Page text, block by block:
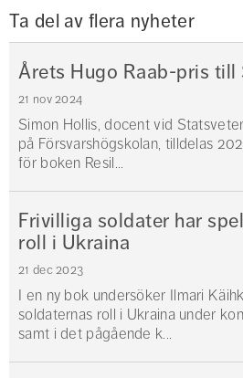
Ta del av flera nyheter
Årets Hugo Raab-pris till
21 nov 2024
Simon Hollis, docent vid
på Försvarshögskolan, tilldelas
för boken Resil...
Frivilliga soldater har
roll i Ukraina
21 dec 2023
I en ny bok undersöker Ilmari
soldaternas roll i Ukraina under
samt i det pågående k...